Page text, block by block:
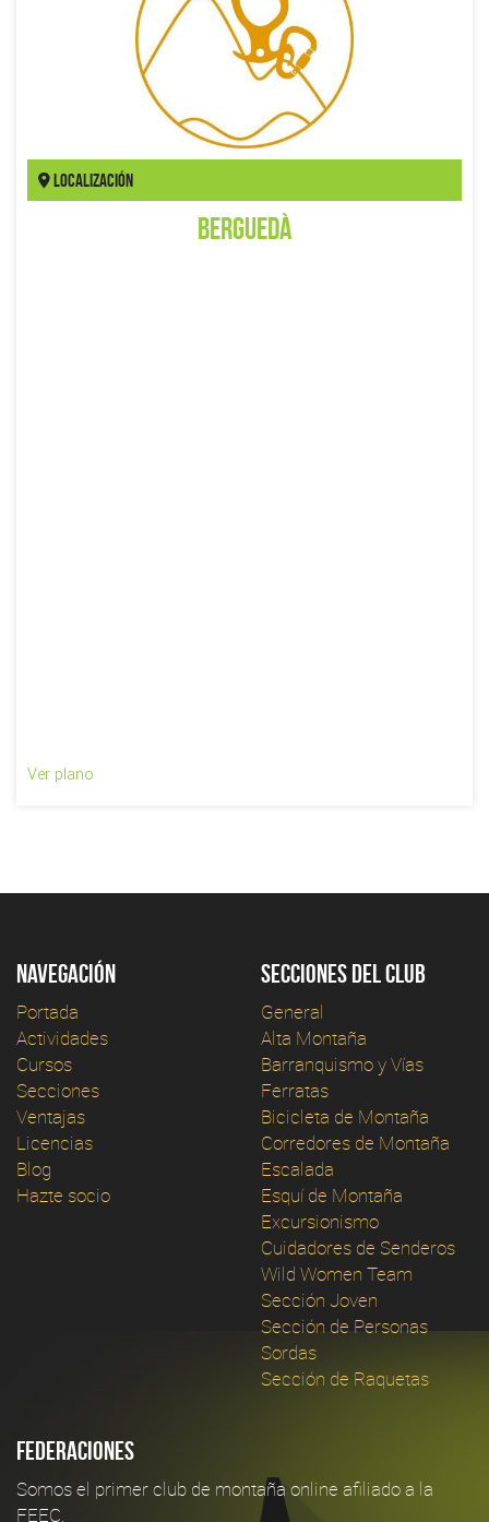
Localización
Berguedà
Ver plano
Navegación
Portada
Actividades
Cursos
Secciones
Ventajas
Licencias
Blog
Hazte socio
Secciones del club
General
Alta Montaña
Barranquismo y Vías
Ferratas
Bicicleta de Montaña
Corredores de Montaña
Escalada
Esquí de Montaña
Excursionismo
Cuidadores de Senderos
Wild Women Team
Sección Joven
Sección de Personas
Sordas
Sección de Raquetas
Federaciones
Somos el primer club de montaña online afiliado a la
FEEC.